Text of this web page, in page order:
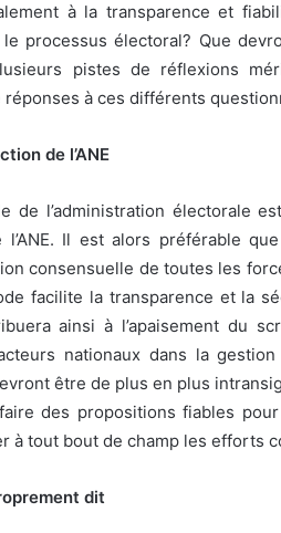
à la transparence et
processus électoral? Que
pistes de réflexions
à ces différents
de l’ANE
de l’administration électorale
Il est alors préférable
consensuelle de toutes les
facilite la transparence et la
ainsi à l’apaisement du
nationaux dans la
être de plus en plus
des propositions fiables
à tout bout de champ les efforts
dit